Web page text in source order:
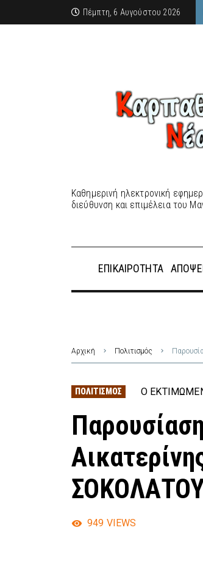
Πέμπτη, 6 Αυγούστου 2026
Καθημερινή ηλεκτρονική
διεύθυνση και επιμέλεια του
ΕΠΙΚΑΙΡΌΤΗΤΑ
Αρχική Πολιτισμός
ΠΟΛΙΤΙΣΜΌΣ Ο
949 VIEWS